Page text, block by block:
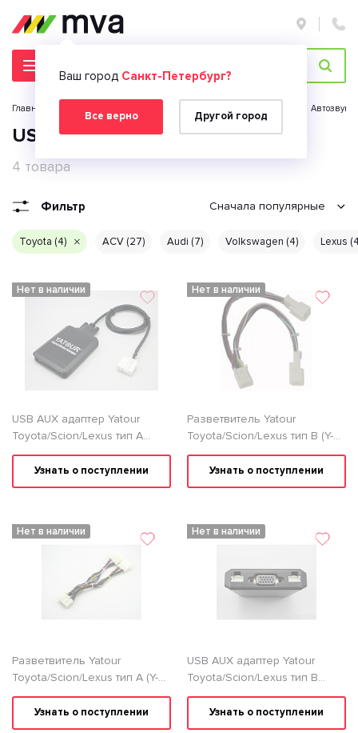
Ваш город Санкт-Петербург?
Все верно Другой город
Главная страница Автозвук
USB адаптер для Toyota
4 товара
Фильтр Сначала популярные
Toyota (4) ACV (27) Audi (7) Volkswagen (4) Lexus
Нет в наличии
USB AUX адаптер Yatour
Toyota/Scion/Lexus тип A
(TOY1)
Узнать о поступлении
Нет в наличии
Разветвитель Yatour
Toyota/Scion/Lexus тип B (Y-
6x6)
Узнать о поступлении
Нет в наличии
Разветвитель Yatour
Toyota/Scion/Lexus тип A (Y-
5x7)
Узнать о поступлении
Нет в наличии
USB AUX адаптер Yatour
Toyota/Scion/Lexus тип B
(TOY2)
Узнать о поступлении